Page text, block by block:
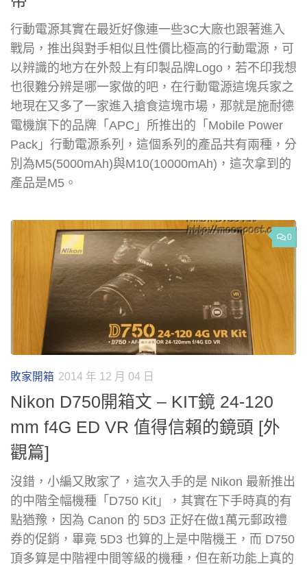
行動電源其實在最近好像連一些3C大廠也跟著進入
戰局，推出與對手相似且性價比極高的行動電源，可
以辨識的地方在外殼上有印製品牌Logo，若不印我想
也很難分辨是哪一家做的吧，在行動電源這塊兵家之
地現在又多了一家進入搶食這塊市場，那就是施耐德
電機旗下的品牌「APC」所推出的「Mobile Power
Pack」行動電源系列，這個系列的產品共有兩種，分
別為M5(5000mAh)與M10(10000mAh)，這次拿到的
產品是M5。
0
敗家開箱 2014 年 12 月 04 日
Nikon D750開箱文 – KIT鏡 24-120
mm f4G ED VR 值得信賴的鏡頭 [外
觀篇]
沒錯，小編又敗家了，這次入手的是 Nikon 最新推出
的中階全幅機種「D750 Kit」，其實在下手時真的有
點猶豫，因為 Canon 的 5D3 正好在做1萬元郵政禮
券的促銷，畢竟 5D3 也算的上是中階機王，而 D750
頂多算是中階裡中間等級的機種，但在新功能上真的